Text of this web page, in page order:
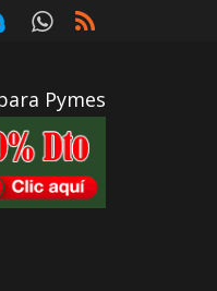
Pymes